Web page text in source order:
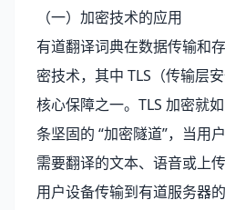
（一）加密技术的应用
有道翻译词典在数据传输和
密技术，其中 TLS（传输层
核心保障之一。TLS 加密就
条坚固的 “加密隧道”，当用
需要翻译的文本、语音或上
用户设备传输到有道服务器